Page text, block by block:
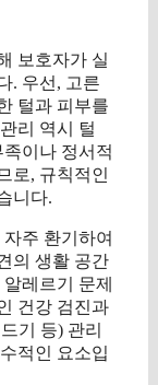
보호자가 실
. 우선, 고른
털과 피부를
리 역시 털
이나 정서적
로, 규칙적인
니다.
주 환기하여
의 생활 공간
레르기 문제
건강 검진과
기 등) 관리
적인 요소입